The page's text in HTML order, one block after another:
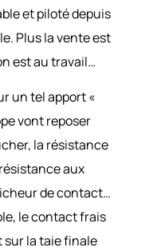
et piloté depuis
Plus la vente est
est au travail…
un tel apport «
vont reposer
la résistance
aux
de contact…
le contact frais
sur la taie finale